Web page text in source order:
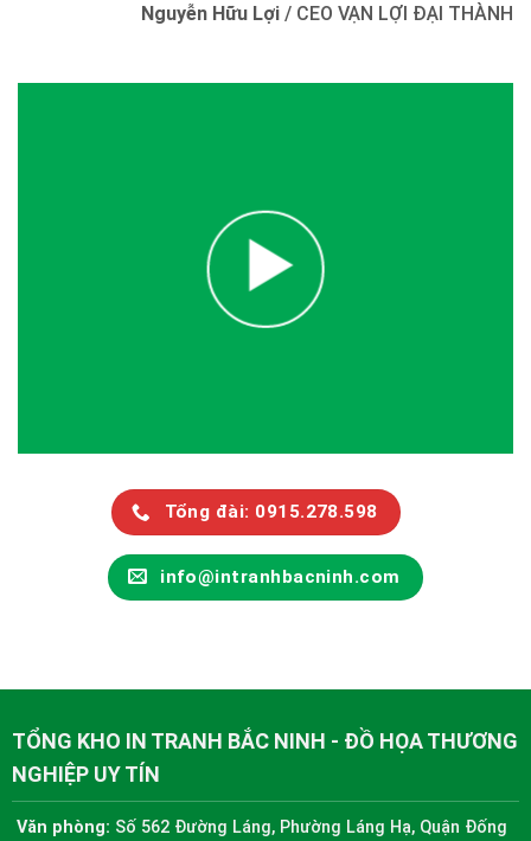
Nguyễn Hữu Lợi / CEO VẠN LỢI ĐẠI THÀNH
Tổng đài: 0915.278.598
info@intranhbacninh.com
TỔNG KHO IN TRANH BẮC NINH - ĐỒ HỌA THƯƠNG
NGHIỆP UY TÍN
Văn phòng: Số 562 Đường Láng, Phường Láng Hạ, Quận Đống